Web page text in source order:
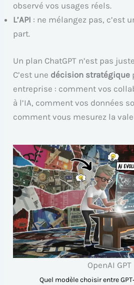
observé vos usages réels.
L’API : ne mélangez pas, c’est
part.
Un plan ChatGPT n’est pas
C’est une décision stratégique
entreprise : comment vos
à l’IA, comment vos données
comment vous mesurez la
OpenAI GPT
Quel modèle choisir entre